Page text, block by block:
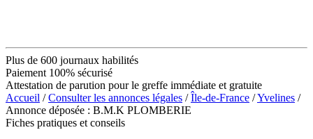
Plus de 600 journaux habilités
Paiement 100% sécurisé
Attestation de parution pour le greffe immédiate et gratuite
Accueil /Consulter les annonces légales /Île-de-France /Yvelines /
Annonce déposée : B.M.K PLOMBERIE
Fiches pratiques et conseils